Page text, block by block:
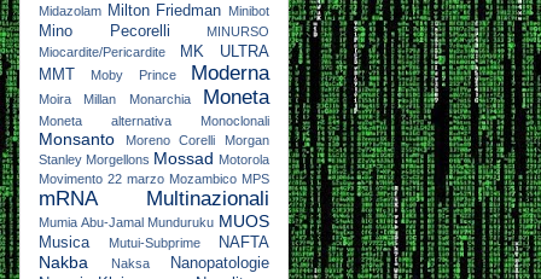
Midazolam Milton Friedman Minibot
Mino Pecorelli
MINURSO
Miocardite/Pericardite
MK ULTRA
MMT
Moby Prince Moderna
Moira Millan Monarchia Moneta
Moneta alternativa Monoclonali
Monsanto Moreno Corelli
Morgan
Stanley Morgellons Mossad Motorola
Movimento 22 marzo Mozambico MPS
mRNA Multinazionali
Mumia Abu-Jamal Munduruku MUOS
Musica Mutui-Subprime NAFTA
Nakba Naksa
Nanopatologie